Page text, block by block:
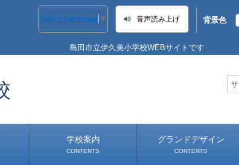
Select Language ▼ 音声読み上げ 背景色
島田市立伊久美小学校WEBサイトです
学校案内
CONTENTS
グランドデザイン
CONTENTS